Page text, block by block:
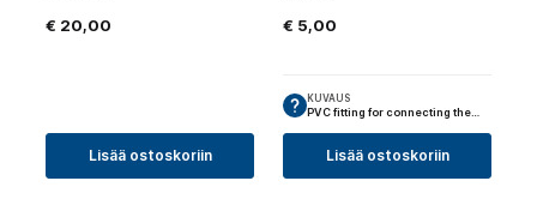
€ 20,00
Lisää ostoskoriin
€ 5,00
KUVAUS
PVC fitting for connecting the…
Lisää ostoskoriin